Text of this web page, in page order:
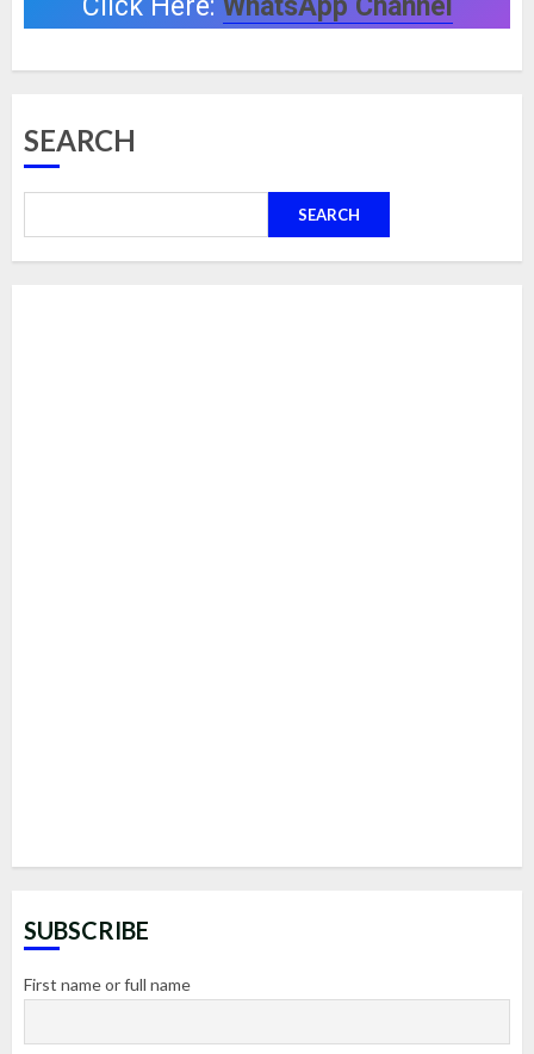
Click Here: WhatsApp Channel
SEARCH
SEARCH
SUBSCRIBE
First name or full name